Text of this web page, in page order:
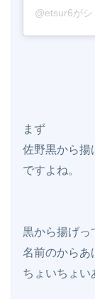
@etsur6が
まず
佐野黒から揚
ですよね。
黒から揚げっ
名前のからあ
ちょいちょい